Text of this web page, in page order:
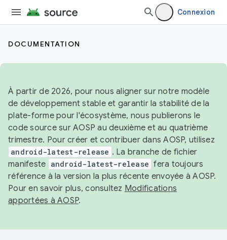
Connexion
DOCUMENTATION
À partir de 2026, pour nous aligner sur notre modèle
de développement stable et garantir la stabilité de la
plate-forme pour l'écosystème, nous publierons le
code source sur AOSP au deuxième et au quatrième
trimestre. Pour créer et contribuer dans AOSP, utilisez
android-latest-release . La branche de fichier
manifeste android-latest-release fera toujours
référence à la version la plus récente envoyée à AOSP.
Pour en savoir plus, consultez Modifications
apportées à AOSP.